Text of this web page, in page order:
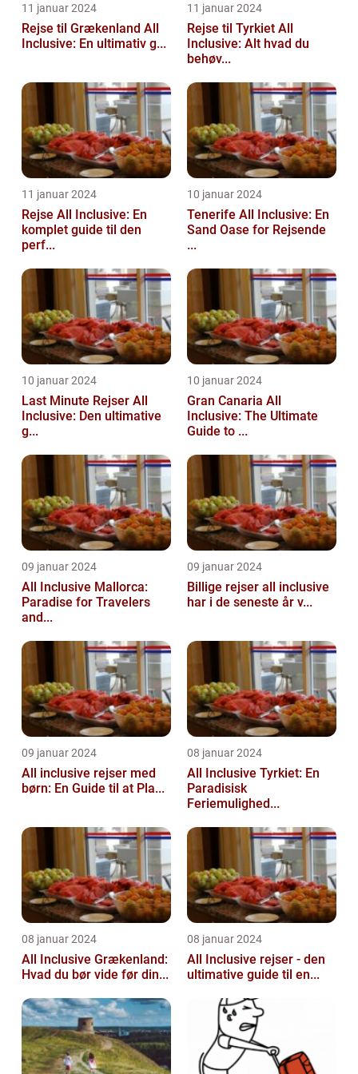
11 januar 2024
Rejse til Grækenland All
Inclusive: En ultimativ g...
11 januar 2024
Rejse til Tyrkiet All
Inclusive: Alt hvad du
behøv...
11 januar 2024
Rejse All Inclusive: En
komplet guide til den
perf...
10 januar 2024
Tenerife All Inclusive: En
Sand Oase for Rejsende
...
10 januar 2024
Last Minute Rejser All
Inclusive: Den ultimative
g...
10 januar 2024
Gran Canaria All
Inclusive: The Ultimate
Guide to ...
09 januar 2024
All Inclusive Mallorca:
Paradise for Travelers
and...
09 januar 2024
Billige rejser all inclusive
har i de seneste år v...
09 januar 2024
All inclusive rejser med
børn: En Guide til at Pla...
08 januar 2024
All Inclusive Tyrkiet: En
Paradisisk
Feriemulighed...
08 januar 2024
All Inclusive Grækenland:
Hvad du bør vide før din...
08 januar 2024
All Inclusive rejser - den
ultimative guide til en...